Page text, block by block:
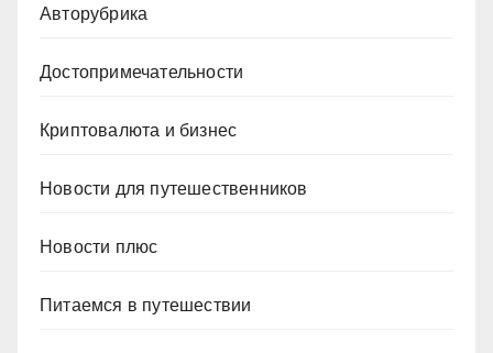
Авторубрика
Достопримечательности
Криптовалюта и бизнес
Новости для путешественников
Новости плюс
Питаемся в путешествии